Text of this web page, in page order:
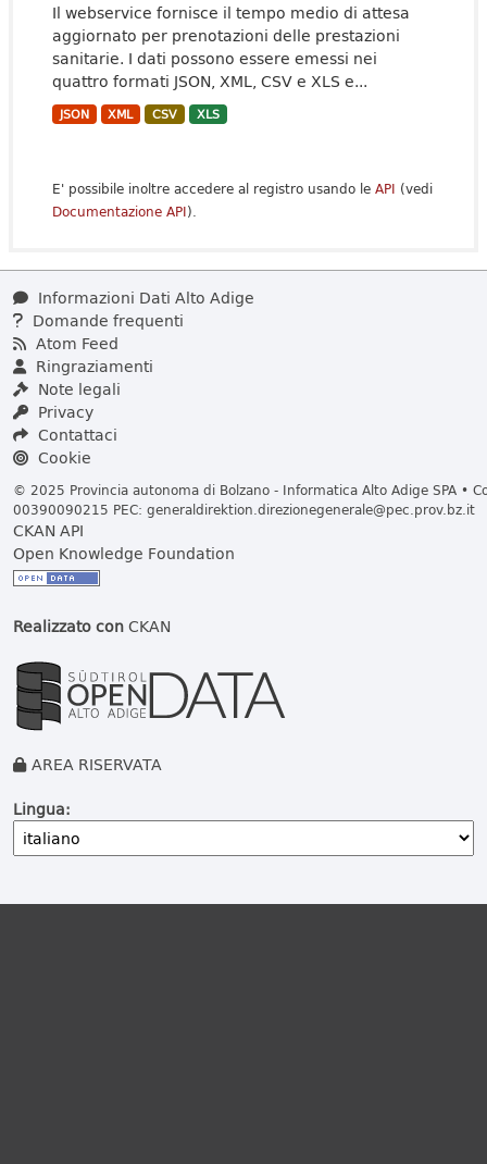
Il webservice fornisce il tempo medio di attesa
aggiornato per prenotazioni delle prestazioni
sanitarie. I dati possono essere emessi nei
quattro formati JSON, XML, CSV e XLS e...
JSON XML CSV XLS
E' possibile inoltre accedere al registro usando le API (vedi
Documentazione API).
Informazioni Dati Alto Adige
Domande frequenti
Atom Feed
Ringraziamenti
Note legali
Privacy
Contattaci
Cookie
© 2025 Provincia autonoma di Bolzano - Informatica Alto Adige SPA •
00390090215 PEC: generaldirektion.direzionegenerale@pec.prov.bz.it
CKAN API
Open Knowledge Foundation
Realizzato conCKAN
AREA RISERVATA
Lingua